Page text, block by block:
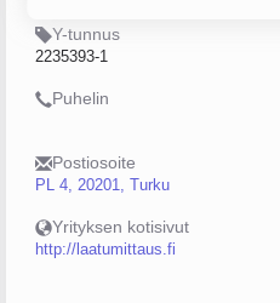
Y-tunnus
2235393-1
Puhelin
Postiosoite
PL 4, 20201, Turku
Yrityksen kotisivut
http://laatumittaus.fi